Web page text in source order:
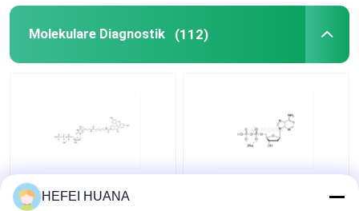
Fluoreszierende Farbstoffe
Oligo-Synthese-Reagenzien
Molekulare Diagnostik (112)
Fluorescein-12-dUTP
HEFEI HUANA